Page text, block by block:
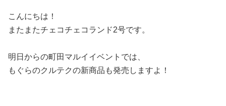
こんにちは！
またまたチェコチェコランド2号です。
明日からの町田マルイイベントでは、
もぐらのクルテクの新商品も発売しますよ！